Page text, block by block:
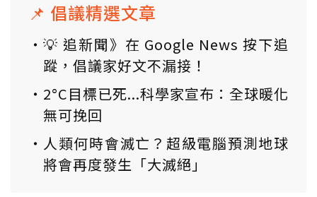
📌 倡議精選文章
💡 追新聞》在 Google News 按下追
蹤，倡議家好文不漏接！
2°C目標已死...科學家宣布：全球暖化
無可挽回
人類何時會滅亡？超級電腦預測地球
將會再度發生「大滅絕」